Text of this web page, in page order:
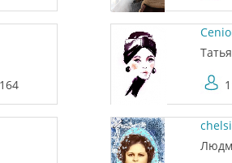
164